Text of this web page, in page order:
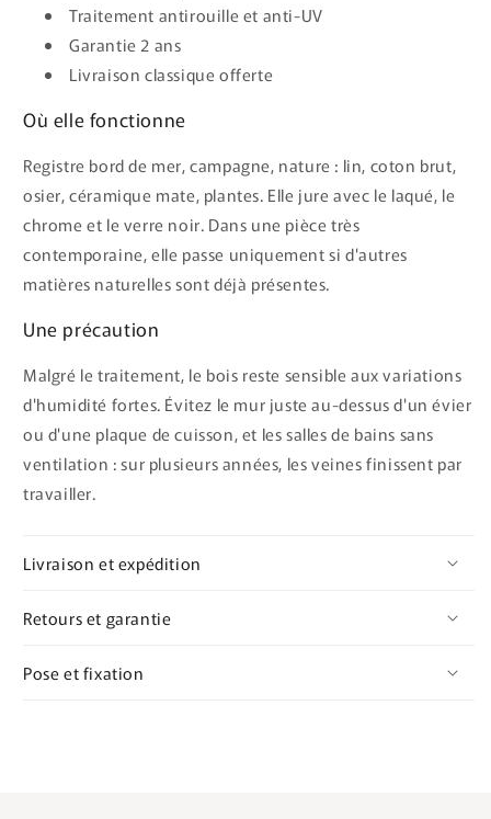
Traitement antirouille et anti-UV
Garantie 2 ans
Livraison classique offerte
Où elle fonctionne
Registre bord de mer, campagne, nature : lin, coton brut,
osier, céramique mate, plantes. Elle jure avec le laqué, le
chrome et le verre noir. Dans une pièce très
contemporaine, elle passe uniquement si d'autres
matières naturelles sont déjà présentes.
Une précaution
Malgré le traitement, le bois reste sensible aux variations
d'humidité fortes. Évitez le mur juste au-dessus d'un évier
ou d'une plaque de cuisson, et les salles de bains sans
ventilation : sur plusieurs années, les veines finissent par
travailler.
Livraison et expédition
Retours et garantie
Pose et fixation